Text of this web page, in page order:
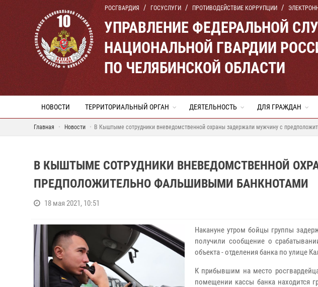
РОСГВАРДИЯ ГОСУСЛУГИ ПРОТИВОДЕЙСТВИЕ КОРРУПЦИИ
УПРАВЛЕНИЕ ФЕДЕРАЛЬНОЙ
НАЦИОНАЛЬНОЙ ГВАРДИИ
ПО ЧЕЛЯБИНСКОЙ ОБЛАСТИ
НОВОСТИ ТЕРРИТОРИАЛЬНЫЙ ОРГАН ДЕЯТЕЛЬНОСТЬ ДЛЯ ГРАЖДАН
Главная Новости В Кыштыме сотрудники вневедомственной охраны задержали мужчину с
В КЫШТЫМЕ СОТРУДНИКИ ВНЕВЕДОМСТВЕННОЙ
ПРЕДПОЛОЖИТЕЛЬНО ФАЛЬШИВЫМИ БАНКНОТАМИ
18 мая 2021, 10:51
Накануне утром бойцы группы
получили сообщение о
объекта - отделения банка по улице
К прибывшим на место
помещении кассы банка находится